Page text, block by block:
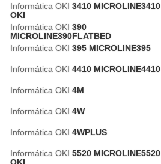
Informática OKI 3410 MICROLINE3410
OKI
Informática OKI 390
MICROLINE390FLATBED
Informática OKI 395 MICROLINE395
Informática OKI 4410 MICROLINE4410
Informática OKI 4M
Informática OKI 4W
Informática OKI 4WPLUS
Informática OKI 5520 MICROLINE5520